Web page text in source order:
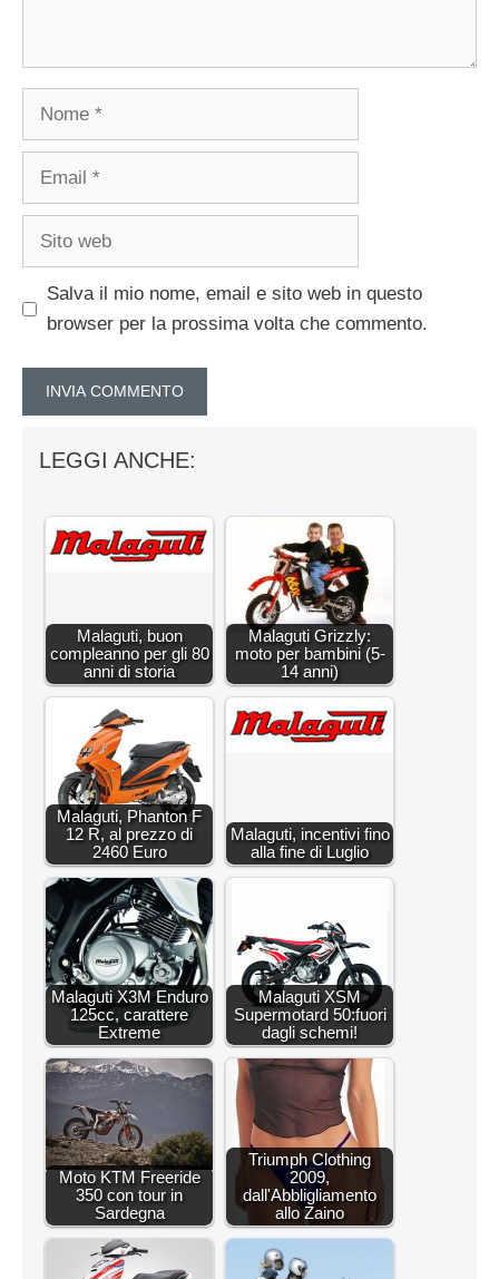
Nome
Email
Sito
Salva il mio nome, email e sito web in questo
browser per la prossima volta che commento.
LEGGI ANCHE:
Malaguti, buon
compleanno per gli 80
anni di storia
Malaguti Grizzly:
moto per bambini (5-
14 anni)
Malaguti, Phanton F
12 R, al prezzo di
2460 Euro
Malaguti, incentivi fino
alla fine di Luglio
Malaguti X3M Enduro
125cc, carattere
Extreme
Malaguti XSM
Supermotard 50:fuori
dagli schemi!
Moto KTM Freeride
350 con tour in
Sardegna
Triumph Clothing
2009,
dall'Abbligliamento
allo Zaino